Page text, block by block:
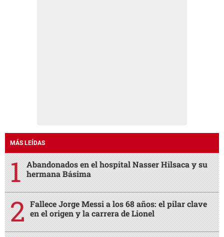
MÁS LEÍDAS
Abandonados en el hospital Nasser Hilsaca y su
hermana Básima
Fallece Jorge Messi a los 68 años: el pilar clave
en el origen y la carrera de Lionel